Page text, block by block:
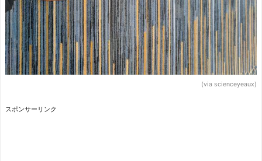
(via scienceyeaux)
スポンサーリンク